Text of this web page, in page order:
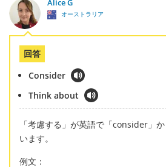
Alice G
オーストラリア
回答
Consider
Think about
「考慮する」が英語で「consider」
います。
例文：